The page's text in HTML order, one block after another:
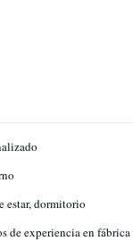
estar, dormitorio
de experiencia en fábrica